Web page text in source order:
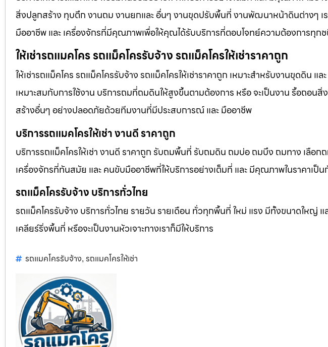
สิ่งปลูกสร้าง ทุบตึก งานถม งานยกและ อื่นๆ งานขุดปรับพื้นที่ งานพัฒนาหน้าดินต่างๆ เ
มืออาชีพ และ เครื่องจักรที่มีคุณภาพเพื่อให้คุณได้รับบริการที่ตอบโจทย์ความต้องการทุก
ให้เช่ารถแมคโคร รถแม็คโครรับจ้าง รถแม็คโครให้เช่าราคาถูก
ให้เช่ารถแม็คโคร รถแม็คโครรับจ้าง รถแม็คโครให้เช่าราคาถูก เหมาะสำหรับงานขุดดิน
เหมาะสมกับการใช้งาน บริการถมที่ถมดินให้สูงขึ้นตามต้องการ หรือ จะเป็นงาน รื้อถอน
สร้างอื่นๆ อย่างปลอดภัยด้วยทีมงานที่มีประสบการณ์ และ มืออาชีพ
บริการรถแมคโครให้เช่า งานดี ราคาถูก
บริการรถแม็คโครให้เช่า งานดี ราคาถูก รับถมพื้นที่ รับถมดิน ถมบ่อ ถมบึง ถมทาง เลือก
เครื่องจักรที่ทันสมัย และ คนขับมืออาชีพที่ให้บริการอย่างเต็มที่ และ มีคุณภาพในราคาเป็น
รถแม็คโครรับจ้าง บริการทั่วไทย
รถแม็คโครรับจ้าง บริการทั่วไทย รายวัน รายเดือน ทั่วทุกพื้นที่ ใหม่ แรง มีทั้งขนาดใหญ่ แ
เคลียร์ริ่งพื้นที่ หรือจะเป็นงานหัวเจาะทางเราก็มีให้บริการ
รถแมคโครรับจ้าง, รถแมคโครให้เช่า